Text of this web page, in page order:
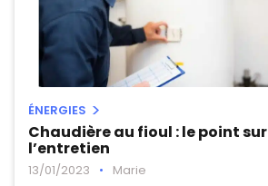
ÉNERGIES
Chaudière au fioul : le point sur
l’entretien
13/01/2023 • Marie